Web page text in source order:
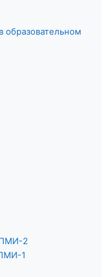
образовательном
2
1